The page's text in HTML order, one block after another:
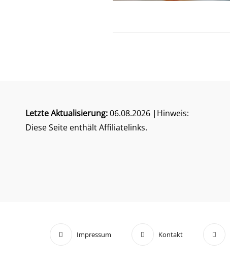
Letzte Aktualisierung:06.08.2026 |Hinweis:
Diese Seite enthält Affiliatelinks.
Impressum Kontakt